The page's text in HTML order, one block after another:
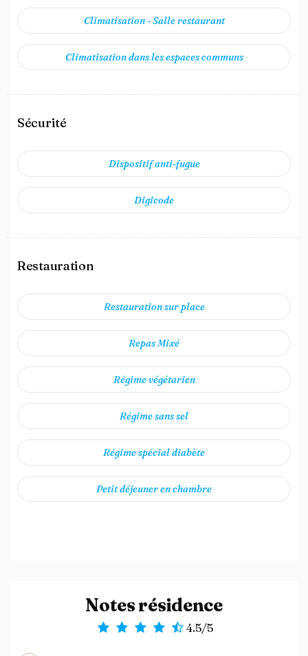
Climatisation - Salle restaurant
Climatisation dans les espaces communs
Sécurité
Dispositif anti-fugue
Digicode
Restauration
Restauration sur place
Repas Mixé
Régime végétarien
Régime sans sel
Régime spécial diabète
Petit déjeuner en chambre
Notes résidence
4.5/5